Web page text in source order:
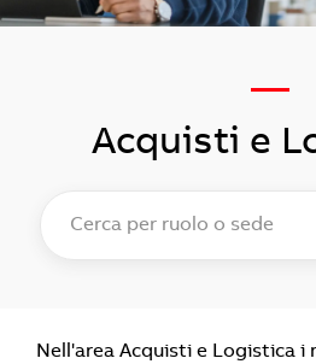
—
Acquisti e
Nell'area Acquisti e Logistica i